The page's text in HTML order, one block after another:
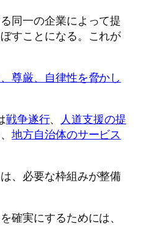
同一の企業によって提
すことになる。これが
尊厳、自律性を脅かし
戦争遂行、
人道支援の提
地方自治体のサービス
、必要な枠組みが整備
確実にするためには、